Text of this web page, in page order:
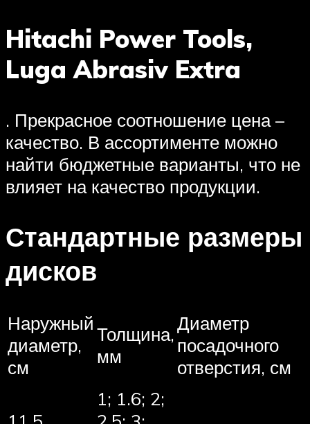
Hitachi Power Tools,
Luga Abrasiv Extra
. Прекрасное соотношение цена –
качество. В ассортименте можно
найти бюджетные варианты, что не
влияет на качество продукции.
Стандартные размеры
дисков
Наружный
диаметр,
см
Толщина,
мм
Диаметр
посадочного
отверстия, см
1; 1.6; 2;